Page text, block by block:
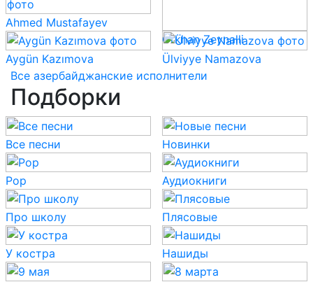
Ahmed Mustafayev
Orkhan Zeynalli
Aygün Kazımova
Ülviyye Namazova
Все азербайджанские исполнители
Подборки
Все песни Новинки
Pop Аудиокниги
Про школу Плясовые
У костра Нашиды